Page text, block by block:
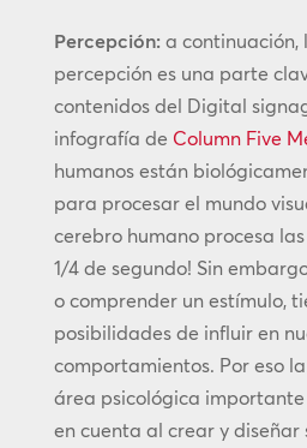
Percepción: a continuación,
percepción es una parte
contenidos del Digital
infografía de Column Five
humanos están
para procesar el mundo
cerebro humano procesa
1/4 de segundo! Sin
o comprender un estímulo,
posibilidades de influir en
comportamientos. Por eso
área psicológica
en cuenta al crear y diseñar